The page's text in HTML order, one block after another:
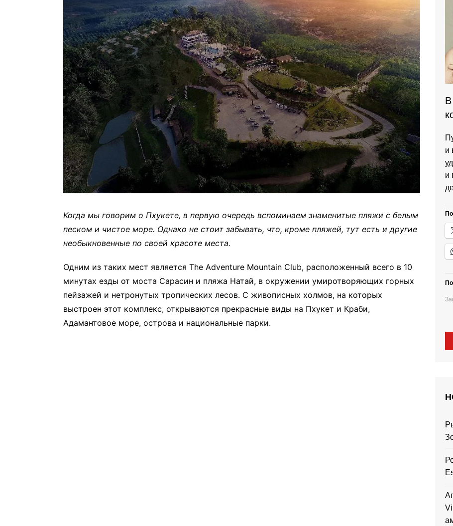
Когда мы говорим о Пхукете, в первую очередь вспоминаем знаменитые пляжи с белым
песком и чистое море. Однако не стоит забывать, что, кроме пляжей, тут есть и другие
необыкновенные по своей красоте места.
Одним из таких мест является The Adventure Mountain Club, расположенный всего в 10
минутах езды от моста Сарасин и пляжа Натай, в окружении умиротворяющих горных
пейзажей и нетронутых тропических лесов. С живописных холмов, на которых
выстроен этот комплекс, открываются прекрасные виды на Пхукет и Краби,
Адамантовое море, острова и национальные парки.
В
и
и